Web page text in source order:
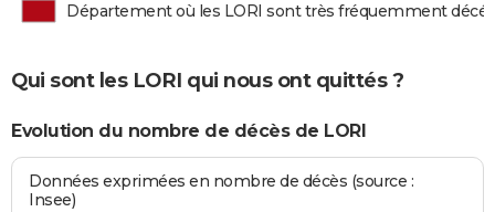
Département où les LORI sont très fréquemment
Qui sont les LORI qui nous ont quittés ?
Evolution du nombre de décès de LORI
Données exprimées en nombre de décès (source :
Insee)